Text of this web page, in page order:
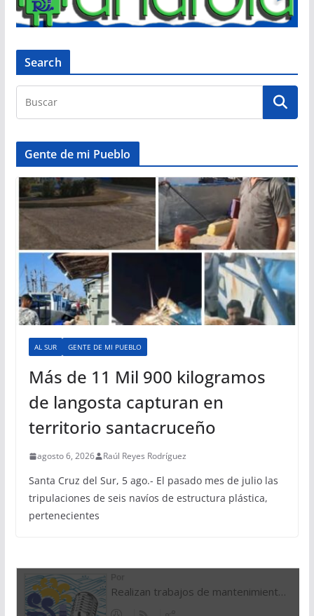
Search
Gente de mi Pueblo
AL SUR GENTE DE MI PUEBLO
Más de 11 Mil 900 kilogramos
de langosta capturan en
territorio santacruceño
agosto 6, 2026 Raúl Reyes Rodríguez
Santa Cruz del Sur, 5 ago.- El pasado mes de julio las
tripulaciones de seis navíos de estructura plástica,
pertenecientes